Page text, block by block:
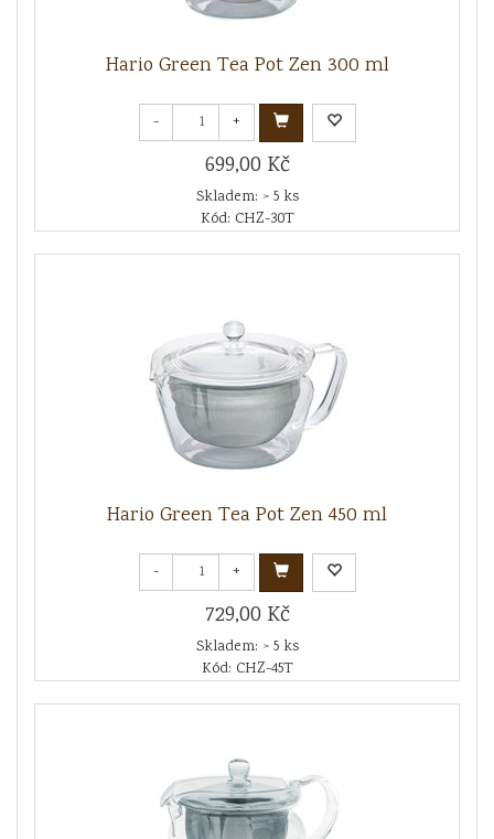
Hario Green Tea Pot Zen 300 ml
- +
699,00 Kč
Skladem: > 5 ks
Kód: CHZ-30T
Hario Green Tea Pot Zen 450 ml
- +
729,00 Kč
Skladem: > 5 ks
Kód: CHZ-45T